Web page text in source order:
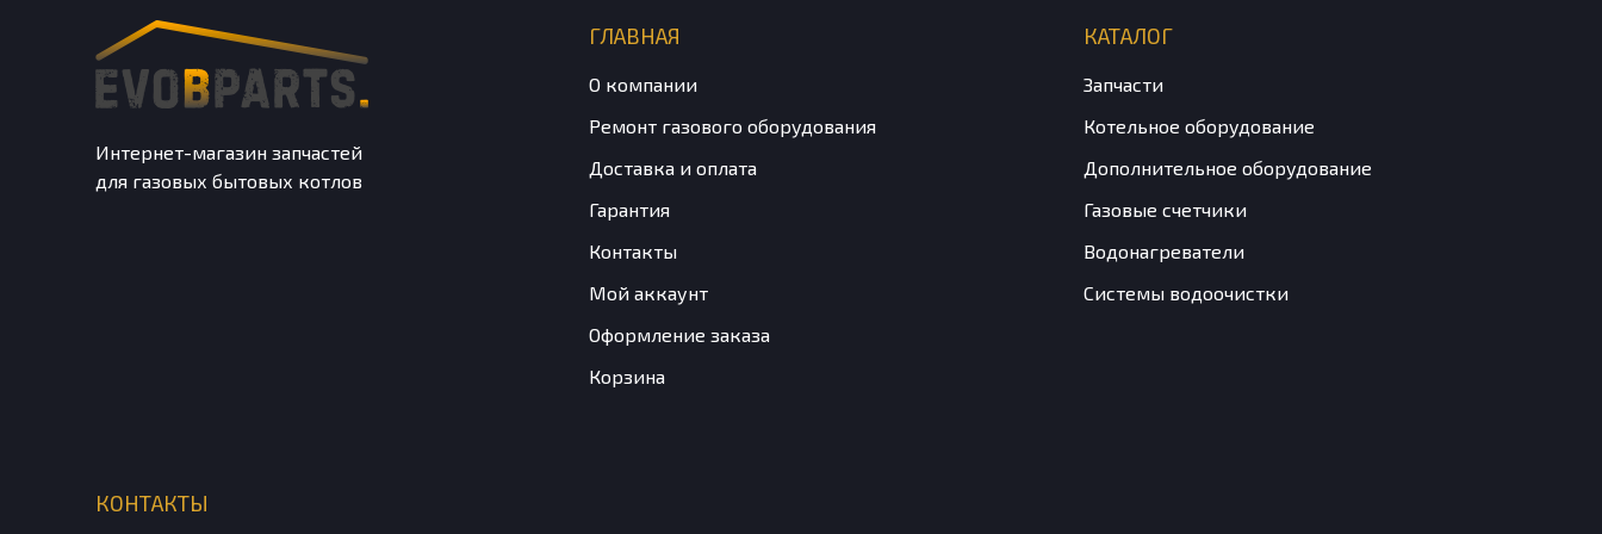
Интернет-магазин запчастей
для газовых бытовых котлов
ГЛАВНАЯ
О компании
Ремонт газового оборудования
Доставка и оплата
Гарантия
Контакты
Мой аккаунт
Оформление заказа
Корзина
КАТАЛОГ
Запчасти
Котельное оборудование
Дополнительное оборудование
Газовые счетчики
Водонагреватели
Системы водоочистки
КОНТАКТЫ